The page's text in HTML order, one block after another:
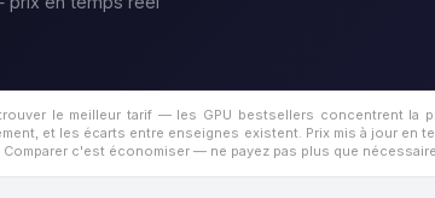
le meilleur tarif — les GPU bestsellers concentrent la
et les écarts entre enseignes existent. Prix mis à jour en
Comparer c'est économiser — ne payez pas plus que